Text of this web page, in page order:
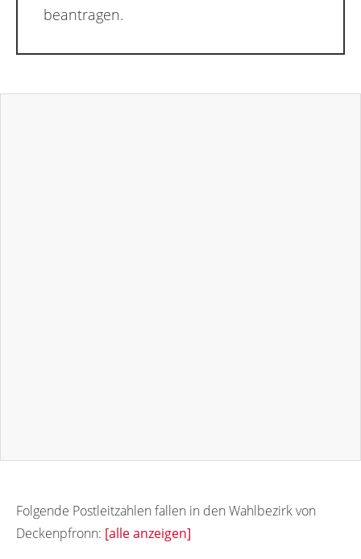
beantragen.
Folgende Postleitzahlen fallen in den Wahlbezirk von
Deckenpfronn: [alle anzeigen]